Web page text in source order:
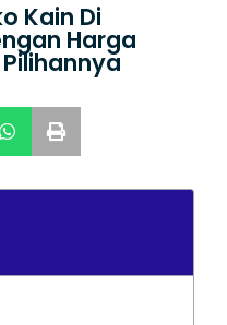
Kain Di
Harga